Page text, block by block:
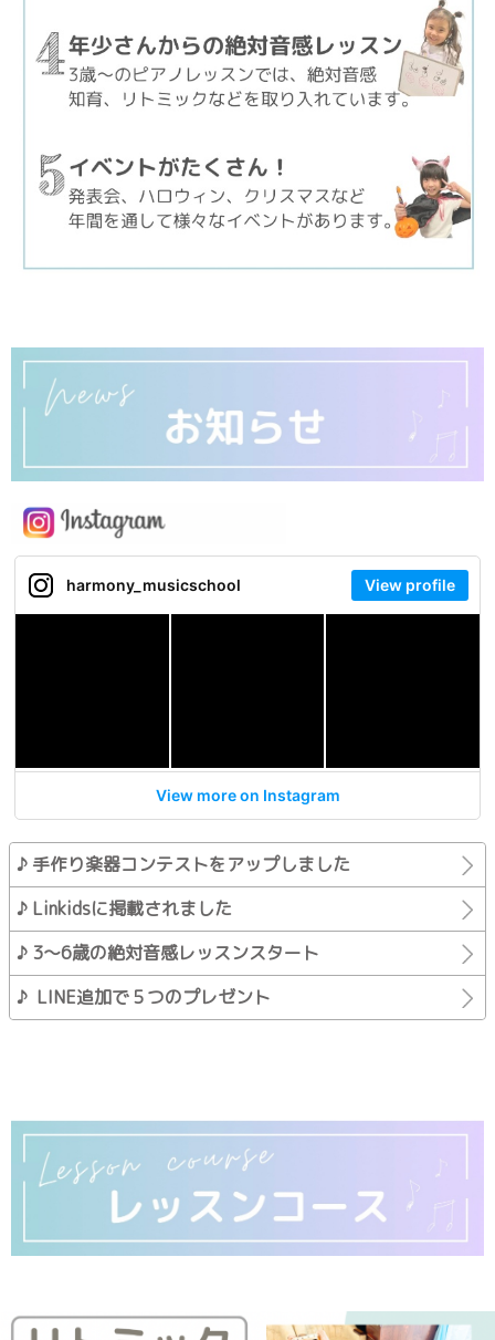
harmony_musicschool View profile
View more on Instagram
♪ 手作り楽器コンテストをアップしました
♪ Linkidsに掲載されました
♪ 3～6歳の絶対音感レッスンスタート
♪ LINE追加で５つのプレゼント